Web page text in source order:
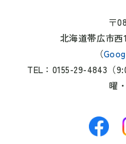
〒
北海道帯広市西
（
TEL：0155-29-4843（
曜